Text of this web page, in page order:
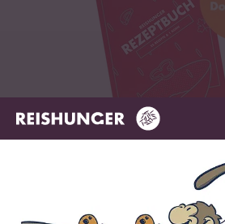
Digitales Rezeptbuch
✔️ 25 leckere Rezepte aus unseren
✔️ Von Sushi über Curry bis hin zu